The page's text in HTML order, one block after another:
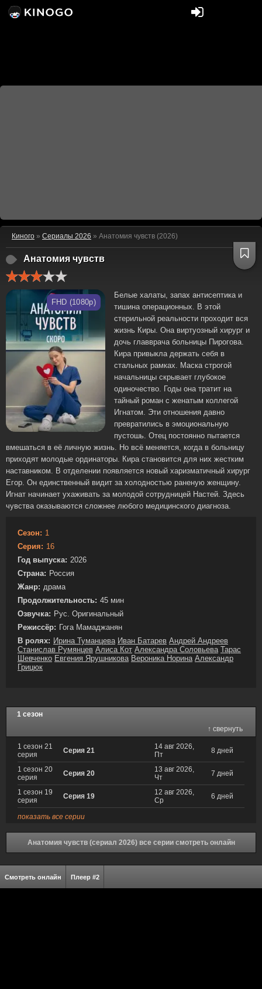
Киного » Сериалы 2026 » Анатомия чувств (2026)
Анатомия чувств
FHD (1080p)
Белые халаты, запах антисептика и
тишина операционных. В этой
стерильной реальности проходит вся
жизнь Киры. Она виртуозный хирург и
дочь главврача больницы Пирогова.
Кира привыкла держать себя в
стальных рамках. Маска строгой
начальницы скрывает глубокое
одиночество. Годы она тратит на
тайный роман с женатым коллегой
Игнатом. Эти отношения давно
превратились в эмоциональную
пустошь. Отец постоянно пытается
вмешаться в её личную жизнь. Но всё меняется, когда в больницу
приходят молодые ординаторы. Кира становится для них жестким
наставником. В отделении появляется новый харизматичный хирург
Егор. Он единственный видит за холодностью раненую женщину.
Игнат начинает ухаживать за молодой сотрудницей Настей. Здесь
чувства оказываются сложнее любого медицинского диагноза.
Сезон: 1
Серия: 16
Год выпуска: 2026
Страна: Россия
Жанр: драма
Продолжительность: 45 мин
Озвучка: Рус. Оригинальный
Режиссёр: Гога Мамаджанян
В ролях: Ирина Туманцева Иван Батарев Андрей Андреев
Станислав Румянцев Алиса Кот Александра Соловьева Тарас
Шевченко Евгения Ярушникова Вероника Норина Александр
Грицюк
1 сезон
↑ свернуть
1 сезон 21
серия
Серия 21
14 авг 2026,
Пт
8 дней
1 сезон 20
серия
Серия 20
13 авг 2026,
Чт
7 дней
1 сезон 19
серия
Серия 19
12 авг 2026,
Ср
6 дней
показать все серии
Анатомия чувств (сериал 2026) все серии смотреть онлайн
Смотреть онлайн Плеер #2